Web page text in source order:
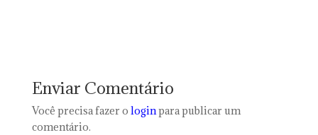
Enviar Comentário
Você precisa fazer o loginpara publicar um
comentário.